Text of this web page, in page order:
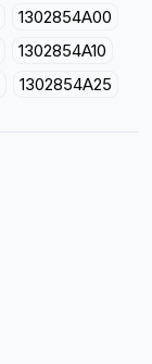
1302854A00
1302854A10
1302854A25